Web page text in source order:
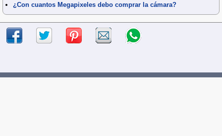
¿Con cuantos Megapixeles debo comprar la cámara?